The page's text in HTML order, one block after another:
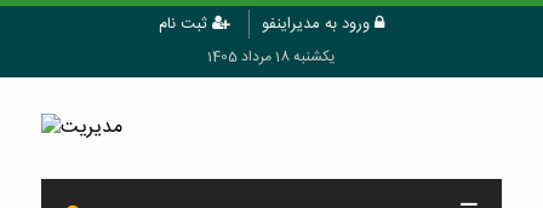
ورود به مدیراینفو ثبت نام
یکشنبه 18 مرداد 1405